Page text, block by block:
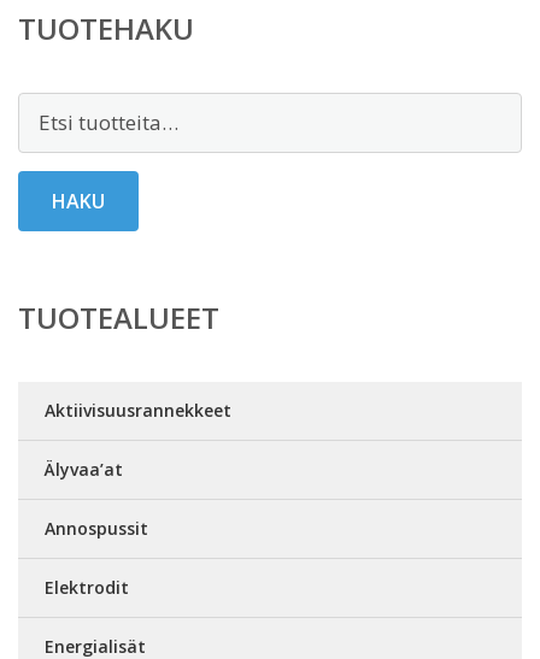
TUOTEHAKU
Etsi:
HAKU
TUOTEALUEET
Aktiivisuusrannekkeet
Älyvaa’at
Annospussit
Elektrodit
Energialisät